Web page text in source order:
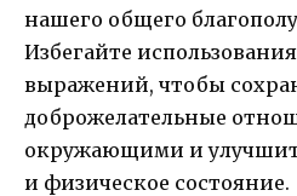
нашего общего
Избегайте
выражений, чтобы
доброжелательные
окружающими и
и физическое состояние.